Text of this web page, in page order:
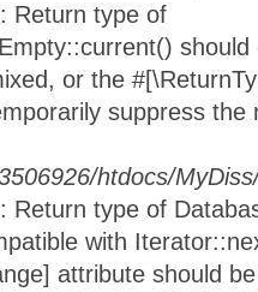
: Return type of
or the
suppress
htdocs/
: Return type of
with
attribute should